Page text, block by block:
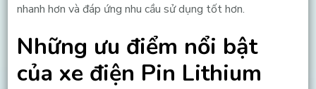
nhanh hơn và đáp ứng nhu cầu sử dụng tốt hơn.
Những ưu điểm nổi bật
của xe điện Pin Lithium